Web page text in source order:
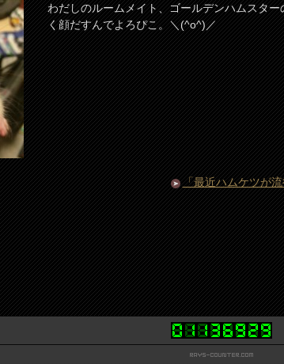
わだしのルームメイト、ゴールデンハムスタ
く顔だすんでよろぴこ。＼(^o^)／
「最近ハムケツが